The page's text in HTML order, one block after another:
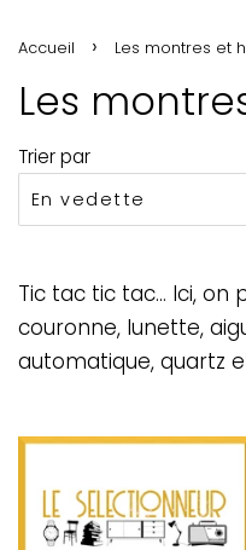
Accueil › Les montres et
Les
Trier par
Tic tac tic tac... Ici,
couronne, lunette,
automatique, quartz